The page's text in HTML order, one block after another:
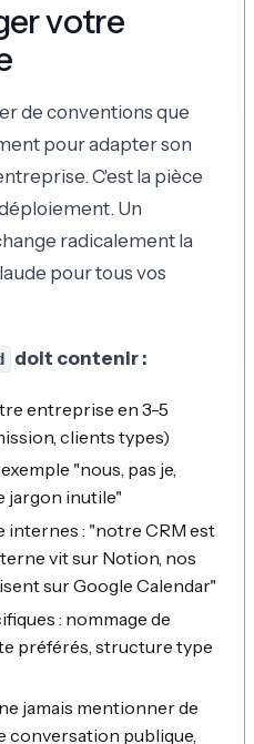
votre
de conventions que
pour adapter son
C'est la pièce
Un
radicalement la
pour tous vos
doit contenir :
entreprise en 3-5
clients types)
"nous, pas je,
jargon inutile"
internes : "notre CRM est
vit sur Notion, nos
sur Google Calendar"
: nommage de
préférés, structure type
jamais mentionner de
conversation publique,